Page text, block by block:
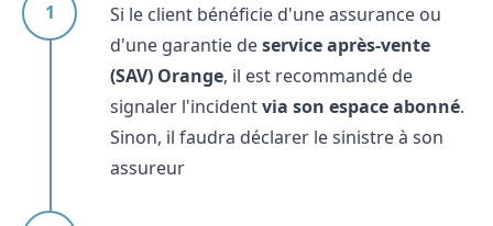
Si le client bénéficie d'une assurance ou
d'une garantie deservice après-vente
(SAV) Orange, il est recommandé de
signaler l'incidentvia son espace abonné.
Sinon, il faudra déclarer le sinistre à son
assureur